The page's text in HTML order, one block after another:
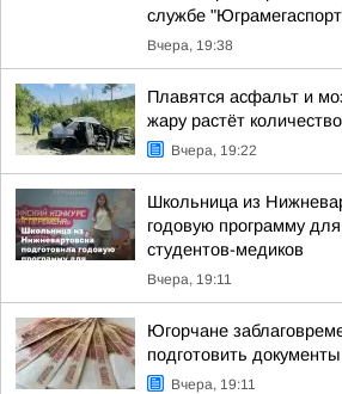
службе
Вчера, 19:38
Плавятся асфальт и
жару растёт
Вчера, 19:22
Школьница из
годовую программу
студентов-медиков
Вчера, 19:11
Югорчане
подготовить
Вчера, 19:11